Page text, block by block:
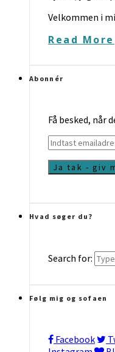
Velkommen i
Read More
Abonnér
Få besked, når
Indtast
emailadresse
Hvad søger du?
Search for:
Følg mig og sofaen
Facebook